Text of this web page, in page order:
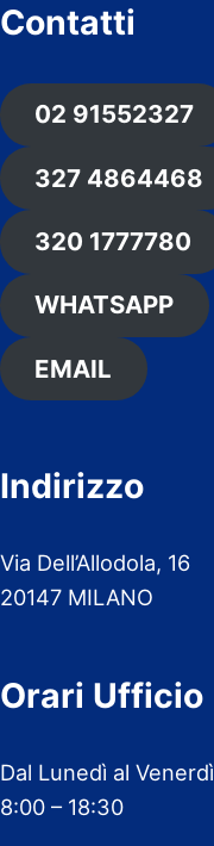
Contatti
02 91552327
327 4864468
320 1777780
WHATSAPP
EMAIL
Indirizzo
Via Dell’Allodola, 16
20147 MILANO
Orari Ufficio
Dal Lunedì al Venerdì
8:00 – 18:30